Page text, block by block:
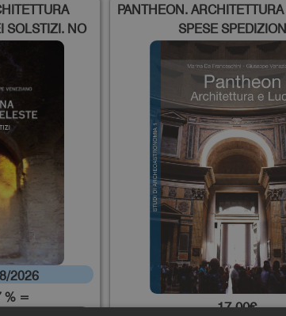
SOLSTIZI. NO
2026
% =
PANTHEON.
SPESE
17,00€